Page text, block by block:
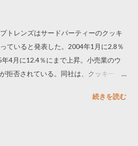
トレンズはサードパーティーのクッキ
ていると発表した。2004年1月に2.8％
4月に12.4％にまで上昇。小売業のウ
拒否されている。同社は、クッキーの
ーのクッキーの採用を推奨している。
続きを読む